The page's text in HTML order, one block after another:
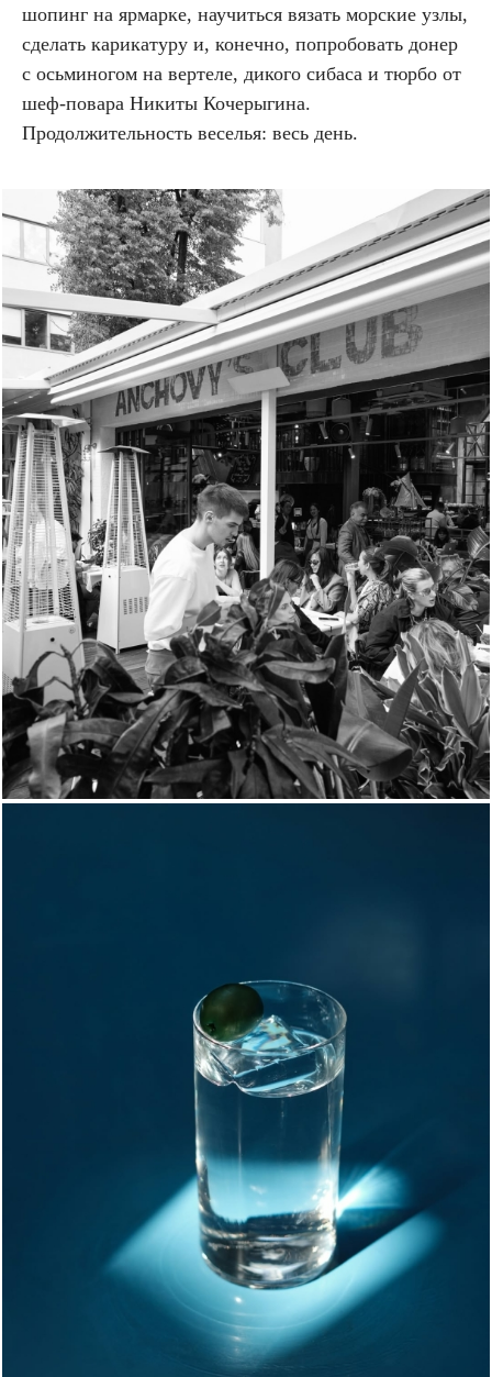
шопинг на ярмарке, научиться вязать морские узлы,
сделать карикатуру и, конечно, попробовать донер
с осьминогом на вертеле, дикого сибаса и тюрбо от
шеф-повара Никиты Кочерыгина.
Продолжительность веселья: весь день.